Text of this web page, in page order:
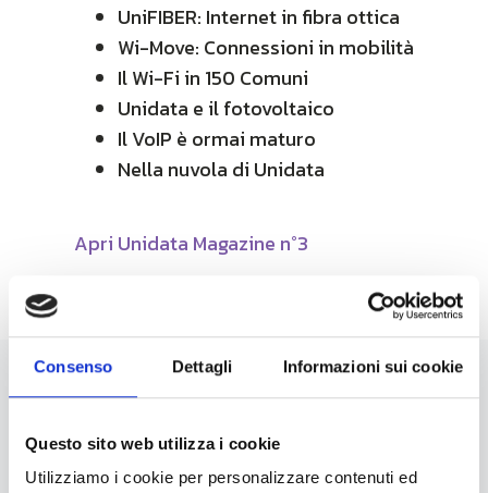
Consenso Dettagli Informazioni sui cookie
Questo sito web utilizza i cookie
Utilizziamo i cookie per personalizzare contenuti ed
UniFIBER: Internet in fibra ottica
Wi-Move: Connessioni in mobilità
Il Wi-Fi in 150 Comuni
Unidata e il fotovoltaico
Il VoIP è ormai maturo
Nella nuvola di Unidata
Apri Unidata Magazine n°3
News